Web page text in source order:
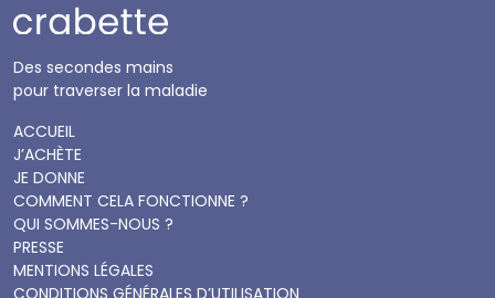
Des secondes mains
pour traverser la maladie
ACCUEIL
J’ACHÈTE
JE DONNE
COMMENT CELA FONCTIONNE ?
QUI SOMMES-NOUS ?
PRESSE
MENTIONS LÉGALES
CONDITIONS GÉNÉRALES D’UTILISATION